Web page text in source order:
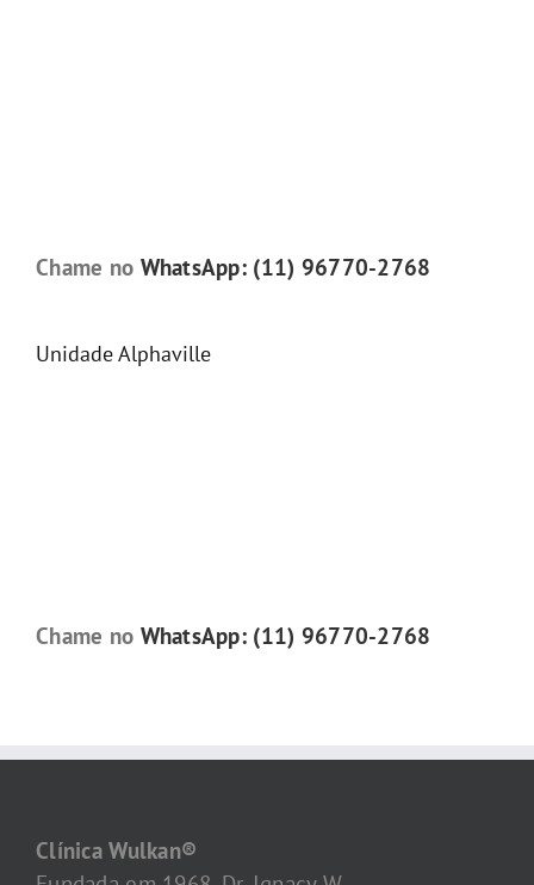
Chame no WhatsApp: (11) 96770-2768
Unidade Alphaville
Chame no WhatsApp: (11) 96770-2768
Clínica Wulkan®